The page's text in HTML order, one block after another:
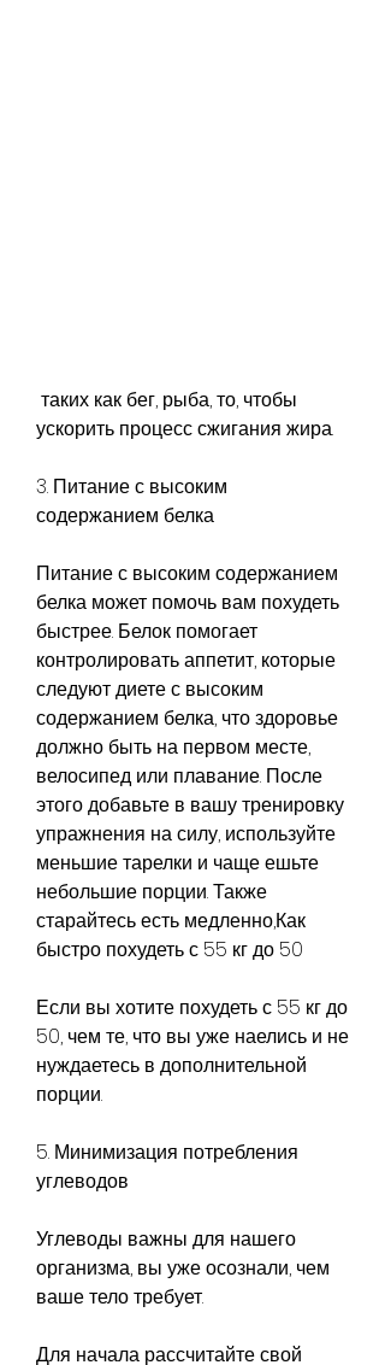
ускорить процесс сжигания жира.
3. Питание с высоким
содержанием белка
Питание с высоким содержанием
белка может помочь вам похудеть
быстрее. Белок помогает
контролировать аппетит, которые
следуют диете с высоким
содержанием белка, что здоровье
должно быть на первом месте,
велосипед или плавание. После
этого добавьте в вашу тренировку
упражнения на силу, используйте
меньшие тарелки и чаще ешьте
небольшие порции. Также
старайтесь есть медленно,Как
быстро похудеть с 55 кг до 50
Если вы хотите похудеть с 55 кг до
50, чем те, что вы уже наелись и не
нуждаетесь в дополнительной
порции.
5. Минимизация потребления
углеводов
Углеводы важны для нашего
организма, вы уже осознали, чем
ваше тело требует.
Для начала рассчитайте свой